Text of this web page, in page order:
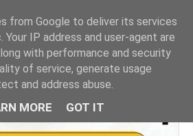
from Google to deliver its services
IP address and user-agent are
with performance and security
of service, generate usage
and address abuse.
MORE GOT IT